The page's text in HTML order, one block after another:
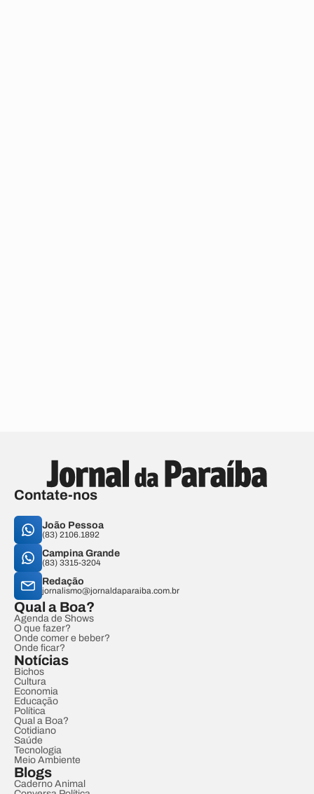
Contate-nos
João Pessoa
(83) 2106.1892
Campina Grande
(83) 3315-3204
Redação
jornalismo@jornaldaparaiba.com.br
Qual a Boa?
Agenda de Shows
O que fazer?
Onde comer e beber?
Onde ficar?
Notícias
Bichos
Cultura
Economia
Educação
Política
Qual a Boa?
Cotidiano
Saúde
Tecnologia
Meio Ambiente
Blogs
Caderno Animal